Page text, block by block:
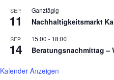
SEP.
11
Ganztägig
Nachhaltigkeitsmarkt
SEP.
14
15:00 - 18:00
Beratungsnachmittag –
Kalender Anzeigen